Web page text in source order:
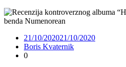
21/10/202021/10/2020
Boris Kvaternik
0